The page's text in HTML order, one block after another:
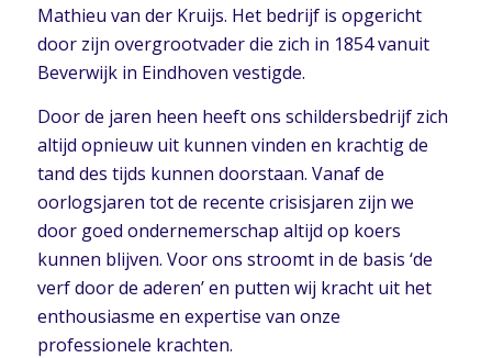
Mathieu van der Kruijs. Het bedrijf is opgericht
door zijn overgrootvader die zich in 1854 vanuit
Beverwijk in Eindhoven vestigde.
Door de jaren heen heeft ons schildersbedrijf zich
altijd opnieuw uit kunnen vinden en krachtig de
tand des tijds kunnen doorstaan. Vanaf de
oorlogsjaren tot de recente crisisjaren zijn we
door goed ondernemerschap altijd op koers
kunnen blijven. Voor ons stroomt in de basis ‘de
verf door de aderen’ en putten wij kracht uit het
enthousiasme en expertise van onze
professionele krachten.